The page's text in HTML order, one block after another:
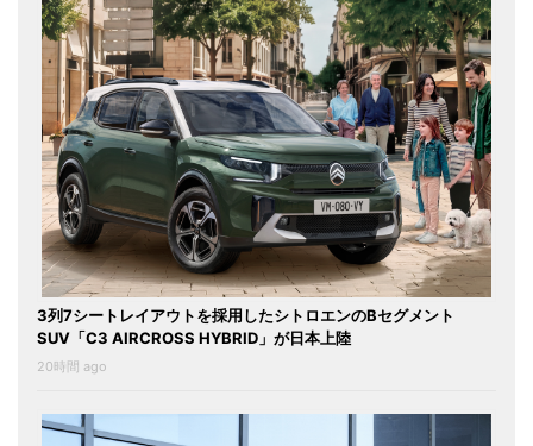
3列7シートレイアウトを採用したシトロエンのBセグメント
SUV「C3 AIRCROSS HYBRID」が日本上陸
20時間 ago